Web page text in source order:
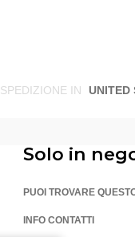
SPEDIZIONE IN UNITED
Solo in
PUOI TROVARE
INFO CONTATTI